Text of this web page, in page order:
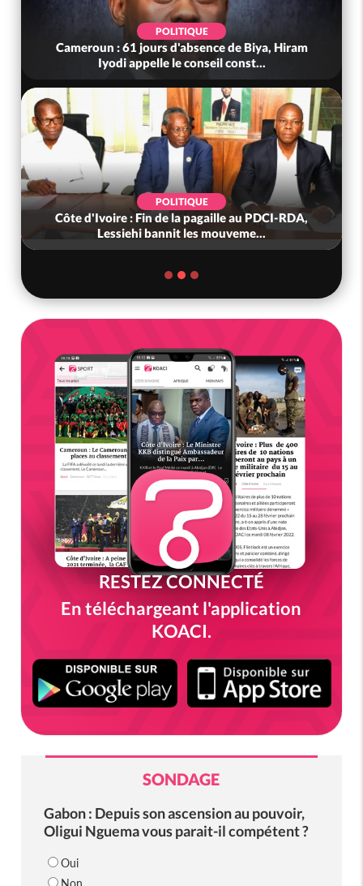
POLITIQUE
Cameroun : 61 jours d'absence de Biya, Hiram
Iyodi appelle le conseil const...
POLITIQUE
Côte d'Ivoire : Fin de la pagaille au PDCI-RDA,
Lessiehi bannit les mouveme...
RESTEZ CONNECTÉ
En téléchargeant l'application
KOACI.
SONDAGE
Gabon : Depuis son ascension au pouvoir,
Oligui Nguema vous parait-il compétent ?
Oui
Non